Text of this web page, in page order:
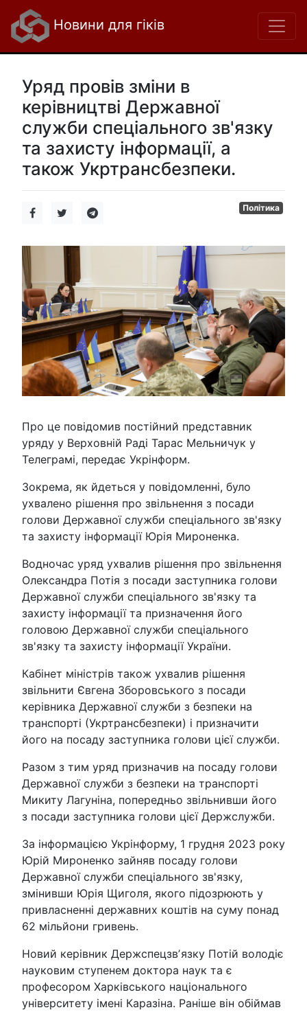
Новини для гіків
Уряд провів зміни в
керівництві Державної
служби спеціального зв'язку
та захисту інформації, а
також Укртрансбезпеки.
Політика
Про це повідомив постійний представник
уряду у Верховній Раді Тарас Мельничук у
Телеграмі, передає Укрінформ.
Зокрема, як йдеться у повідомленні, було
ухвалено рішення про звільнення з посади
голови Державної служби спеціального зв'язку
та захисту інформації Юрія Мироненка.
Водночас уряд ухвалив рішення про звільнення
Олександра Потія з посади заступника голови
Державної служби спеціального зв'язку та
захисту інформації та призначення його
головою Державної служби спеціального
зв'язку та захисту інформації України.
Кабінет міністрів також ухвалив рішення
звільнити Євгена Зборовського з посади
керівника Державної служби з безпеки на
транспорті (Укртрансбезпеки) і призначити
його на посаду заступника голови цієї служби.
Разом з тим уряд призначив на посаду голови
Державної служби з безпеки на транспорті
Микиту Лагуніна, попередньо звільнивши його
з посади заступника голови цієї Держслужби.
За інформацією Укрінформу, 1 грудня 2023 року
Юрій Мироненко зайняв посаду голови
Державної служби спеціального зв'язку,
змінивши Юрія Щиголя, якого підозрюють у
привласненні державних коштів на суму понад
62 мільйони гривень.
Новий керівник Держспецзвʼязку Потій володіє
науковим ступенем доктора наук та є
професором Харківського національного
університету імені Каразіна. Раніше він обіймав